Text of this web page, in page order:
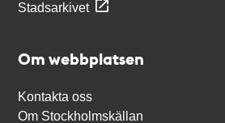
Stadsarkivet
Om webbplatsen
Kontakta oss
Om Stockholmskällan